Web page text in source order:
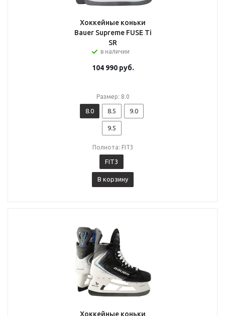
Хоккейные коньки
Bauer Supreme FUSE Ti
SR
в наличии
104 990руб.
Размер: 8.0
8.0 8.5 9.0
9.5
Полнота: FIT3
FIT3
В корзину
Хоккейные коньки